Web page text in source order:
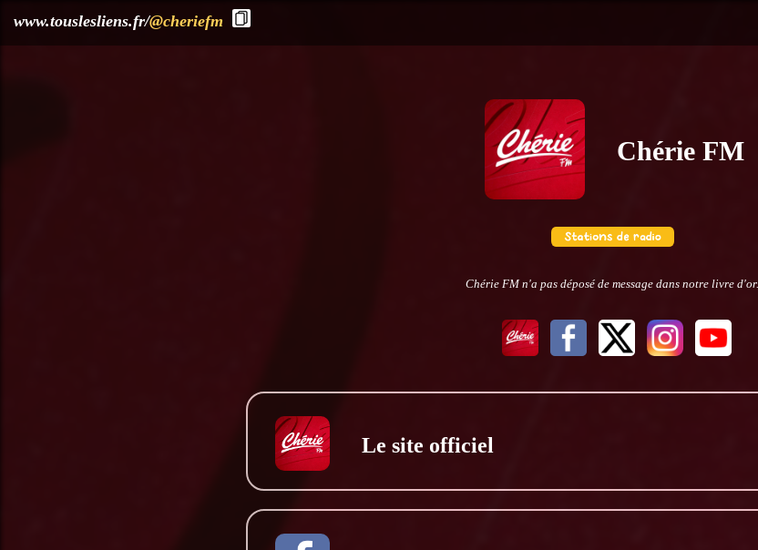
www.touslesliens.fr/@cheriefm
Chérie FM
Chérie FM n'a pas déposé de message dans notre livre d'or.
Le site officiel